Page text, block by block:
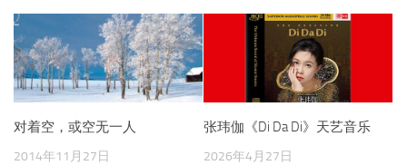
对着空，或空无一人
2014年11月27日
张玮伽《Di Da Di》天艺音乐
2026年4月27日